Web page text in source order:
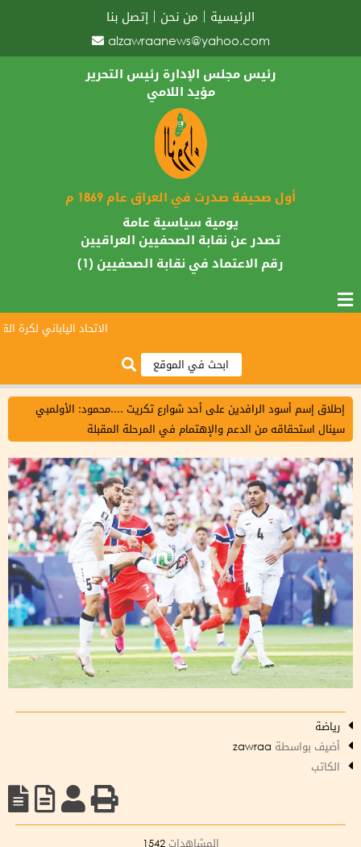
الرئيسية من نحن
إتصل بنا
alzawraanews@yahoo.com
رئيس مجلس الإدارة رئيس التحرير
مؤيد اللامي
أول صحيفة صدرت في العراق عام 1869 م
يومية سياسية عامة
تصدر عن نقابة الصحفيين العراقيين
رقم الاعتماد في نقابة الصحفيين (1)
الاتحاد الياباني لكرة
إطلاق إسم أسود الرافدين على أحد شوارع تكريت ....محمود: الأولمبي
سينال استحقاقه من الدعم والإهتمام في المرحلة المقبلة
رياضة
أضيف بواسطة
الكاتب
المشاهدات 1542